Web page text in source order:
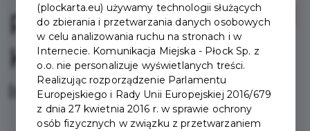
Pakiet
Komunikacyjny
Informacje
(plockarta.eu) używamy technologii służących
do zbierania i przetwarzania danych osobowych
w celu analizowania ruchu na stronach i w
Internecie. Komunikacja Miejska - Płock Sp. z
o.o. nie personalizuje wyświetlanych treści.
Realizując rozporządzenie Parlamentu
Europejskiego i Rady Unii Europejskiej 2016/679
z dnia 27 kwietnia 2016 r. w sprawie ochrony
osób fizycznych w związku z przetwarzaniem